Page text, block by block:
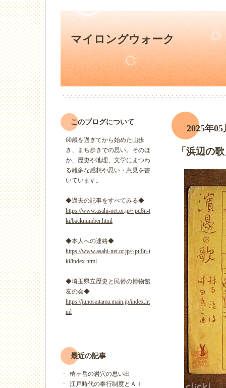
マイロングウォーク
このブログについて
60歳を過ぎてから始めた山歩
き、まち歩きでの思い。そのほ
か、歴史や地理、文学にまつわ
る雑多な感想や思い・意見を書
いています。
◆過去の記事をすべてみる◆
https://www.asahi-net.or.jp/~pu8n-t
ki/backnumber.html
◆本人への連絡◆
https://www.asahi-net.or.jp/~pu8n-t
ki/index.html
◆埼玉県立歴史と民俗の博物館
友の会◆
https://junosaitama.main.jp/index.ht
ml
最近の記事
槍ヶ岳の岩穴の思い出
江戸時代の奉行制度とＡＩ
「浜辺の
2025年